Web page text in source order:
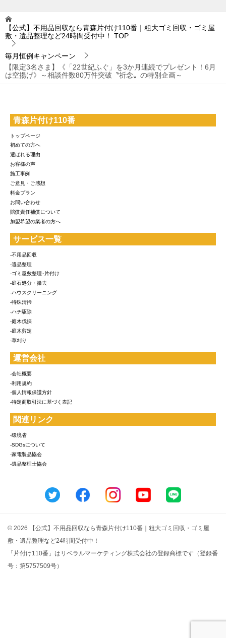
【公式】不用品回収なら青森片付け110番｜粗大ゴミ回収・ゴミ屋
敷・遺品整理など24時間受付中！
TOP
毎月恒例キャンペーン
【限定3名さま】《「22世紀ふぐ」を3か月連続でプレゼント！6月
は空揚げ》～相談件数80万件突破〝祈念〟の特別企画～
青森片付け110番
トップページ
初めての方へ
選ばれる理由
お客様の声
施工事例
ご意見・ご感想
料金プラン
お問い合わせ
賠償責任補償について
加盟希望の業者の方へ
サービス一覧
-不用品回収
-遺品整理
-ゴミ屋敷整理･片付け
-庭石処分・撤去
-ハウスクリーニング
-特殊清掃
-ハチ駆除
-庭木伐採
-庭木剪定
-草刈り
運営会社
-会社概要
-利用規約
-個人情報保護方針
-特定商取引法に基づく表記
関連リンク
-環境省
-SDGsについて
-家電製品協会
-遺品整理士協会
© 2026 【公式】不用品回収なら青森片付け110番｜粗大ゴミ回収・ゴミ屋
敷・遺品整理など24時間受付中！
「片付け110番」はリベラルマーケティング株式会社の登録商標です（登録番
号：第5757509号）